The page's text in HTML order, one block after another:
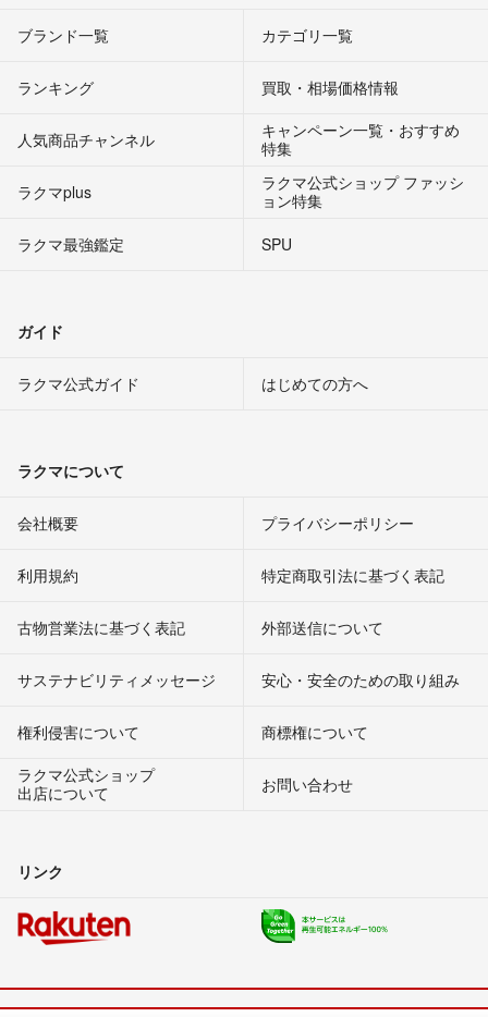
ブランド一覧 カテゴリ一覧
ランキング 買取・相場価格情報
人気商品チャンネル
キャンペーン一覧・おすすめ
特集
ラクマplus
ラクマ公式ショップ ファッシ
ョン特集
ラクマ最強鑑定
SPU
ガイド
ラクマ公式ガイド はじめての方へ
ラクマについて
会社概要 プライバシーポリシー
利用規約 特定商取引法に基づく表記
古物営業法に基づく表記 外部送信について
サステナビリティメッセージ 安心・安全のための取り組み
権利侵害について
商標権について
ラクマ公式ショップ
出店について
お問い合わせ
リンク